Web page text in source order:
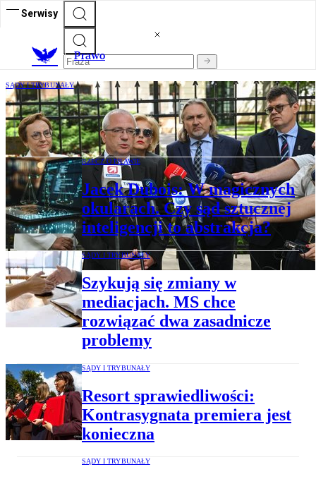
Serwisy
Prawo
SĄDY I TRYBUNAŁY
Sędzia TK Sławomir Patyra: Jestem
zawiedziony postawą dzisiejszej koalicji
RZECZ O PRAWIE
Jacek Dubois: W magicznych
okularach. Czy sąd sztucznej
inteligencji to abstrakcja?
SĄDY I TRYBUNAŁY
Szykują się zmiany w
mediacjach. MS chce
rozwiązać dwa zasadnicze
problemy
SĄDY I TRYBUNAŁY
Resort sprawiedliwości:
Kontrasygnata premiera jest
konieczna
SĄDY I TRYBUNAŁY